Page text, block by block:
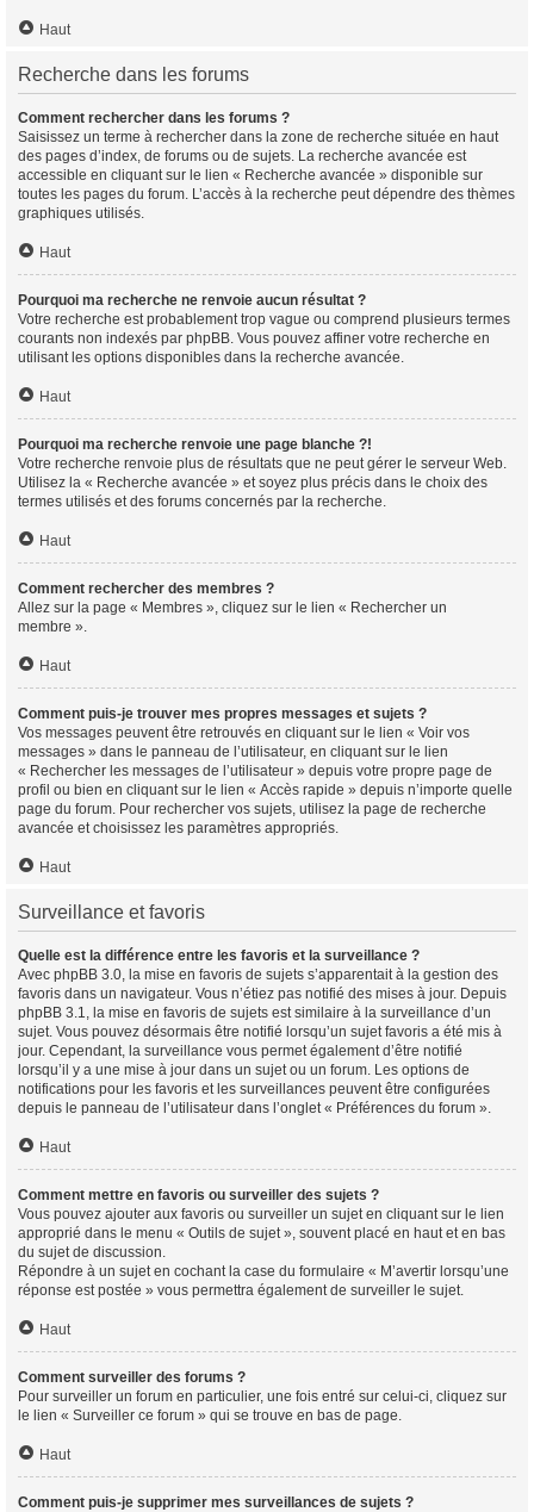
Haut
Recherche dans les forums
Comment rechercher dans les forums ?
Saisissez un terme à rechercher dans la zone de recherche située en haut
des pages d’index, de forums ou de sujets. La recherche avancée est
accessible en cliquant sur le lien « Recherche avancée » disponible sur
toutes les pages du forum. L’accès à la recherche peut dépendre des thèmes
graphiques utilisés.
Haut
Pourquoi ma recherche ne renvoie aucun résultat ?
Votre recherche est probablement trop vague ou comprend plusieurs termes
courants non indexés par phpBB. Vous pouvez affiner votre recherche en
utilisant les options disponibles dans la recherche avancée.
Haut
Pourquoi ma recherche renvoie une page blanche ?!
Votre recherche renvoie plus de résultats que ne peut gérer le serveur Web.
Utilisez la « Recherche avancée » et soyez plus précis dans le choix des
termes utilisés et des forums concernés par la recherche.
Haut
Comment rechercher des membres ?
Allez sur la page « Membres », cliquez sur le lien « Rechercher un
membre ».
Haut
Comment puis-je trouver mes propres messages et sujets ?
Vos messages peuvent être retrouvés en cliquant sur le lien « Voir vos
messages » dans le panneau de l’utilisateur, en cliquant sur le lien
« Rechercher les messages de l’utilisateur » depuis votre propre page de
profil ou bien en cliquant sur le lien « Accès rapide » depuis n’importe quelle
page du forum. Pour rechercher vos sujets, utilisez la page de recherche
avancée et choisissez les paramètres appropriés.
Haut
Surveillance et favoris
Quelle est la différence entre les favoris et la surveillance ?
Avec phpBB 3.0, la mise en favoris de sujets s’apparentait à la gestion des
favoris dans un navigateur. Vous n’étiez pas notifié des mises à jour. Depuis
phpBB 3.1, la mise en favoris de sujets est similaire à la surveillance d’un
sujet. Vous pouvez désormais être notifié lorsqu’un sujet favoris a été mis à
jour. Cependant, la surveillance vous permet également d’être notifié
lorsqu’il y a une mise à jour dans un sujet ou un forum. Les options de
notifications pour les favoris et les surveillances peuvent être configurées
depuis le panneau de l’utilisateur dans l’onglet « Préférences du forum ».
Haut
Comment mettre en favoris ou surveiller des sujets ?
Vous pouvez ajouter aux favoris ou surveiller un sujet en cliquant sur le lien
approprié dans le menu « Outils de sujet », souvent placé en haut et en bas
du sujet de discussion.
Répondre à un sujet en cochant la case du formulaire « M’avertir lorsqu’une
réponse est postée » vous permettra également de surveiller le sujet.
Haut
Comment surveiller des forums ?
Pour surveiller un forum en particulier, une fois entré sur celui-ci, cliquez sur
le lien « Surveiller ce forum » qui se trouve en bas de page.
Haut
Comment puis-je supprimer mes surveillances de sujets ?